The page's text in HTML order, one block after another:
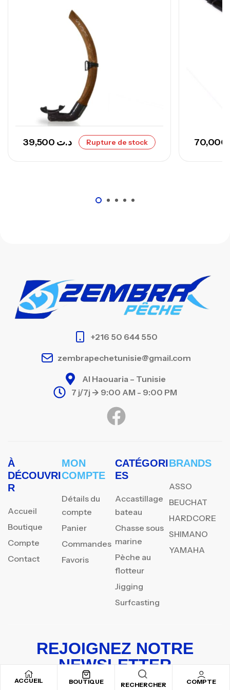
– 300 G
Cannes
د.ت748,000
د.ت Rupture de stock
ACCUEIL BOUTIQUE RECHERCHER COMPTE
+216 50 644 550
zembrapechetunisie@gmail.com
Al Haouaria – Tunisie
7 j/7j -> 9:00 AM - 9:00 PM
À
DÉCOUVRI
R
Accueil
Boutique
Compte
Contact
MON
COMPTE
Détails du
compte
Panier
Commandes
Favoris
CATÉGORI
ES
Accastillage
bateau
Chasse sous
marine
Pèche au
flotteur
Jigging
Surfcasting
BRANDS
ASSO
BEUCHAT
HARDCORE
SHIMANO
YAMAHA
REJOIGNEZ NOTRE
NEWSLETTER
Inscrivez-vous pour recevoir nos offres spéciales